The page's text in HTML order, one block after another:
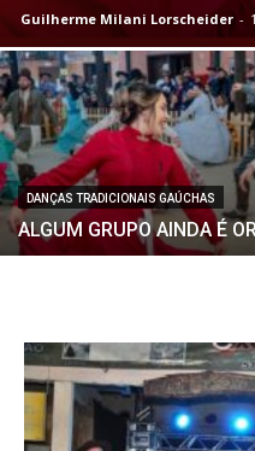
Guilherme Milani Lorscheider -
DANÇAS TRADICIONAIS GAÚCHAS
ALGUM GRUPO AINDA É